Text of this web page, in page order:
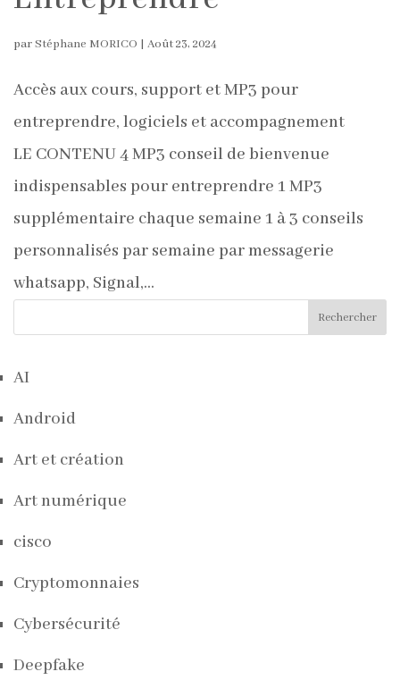
parStéphane MORICO | Août 23, 2024
Accès aux cours, support et MP3 pour
entreprendre, logiciels et accompagnement
LE CONTENU 4 MP3 conseil de bienvenue
indispensables pour entreprendre 1 MP3
supplémentaire chaque semaine 1 à 3 conseils
personnalisés par semaine par messagerie
whatsapp, Signal,...
Rechercher
AI
Android
Art et création
Art numérique
cisco
Cryptomonnaies
Cybersécurité
Deepfake